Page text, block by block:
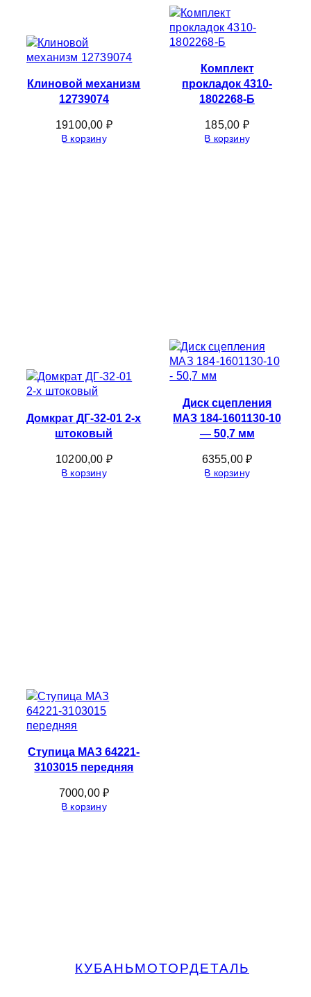
Клиновой механизм
12739074
19100,00 ₽
В корзину
Комплект
прокладок 4310-
1802268-Б
185,00 ₽
В корзину
Домкрат ДГ-32-01 2-х
штоковый
10200,00 ₽
В корзину
Диск сцепления
МАЗ 184-1601130-10
— 50,7 мм
6355,00₽
В корзину
Ступица МАЗ 64221-
3103015 передняя
7000,00₽
В корзину
КУБАНЬМОТОРДЕТАЛЬ